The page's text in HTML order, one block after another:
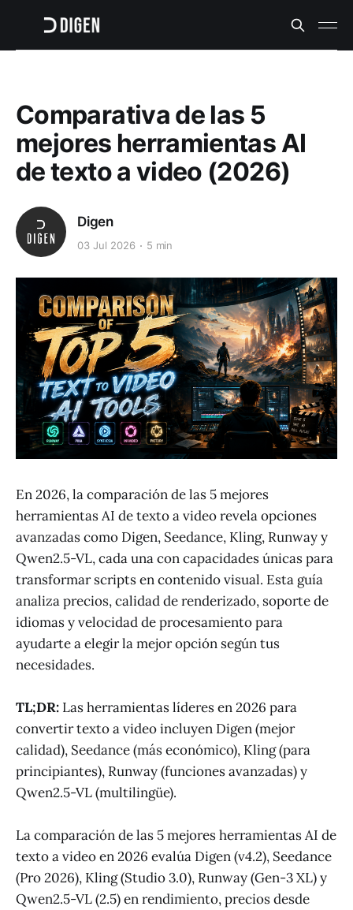
Comparativa de las 5
mejores herramientas AI
de texto a video (2026)
Digen
03 Jul 2026 5 min
En 2026, la comparación de las 5 mejores
herramientas AI de texto a video revela opciones
avanzadas como Digen, Seedance, Kling, Runway y
Qwen2.5-VL, cada una con capacidades únicas para
transformar scripts en contenido visual. Esta guía
analiza precios, calidad de renderizado, soporte de
idiomas y velocidad de procesamiento para
ayudarte a elegir la mejor opción según tus
necesidades.
TL;DR: Las herramientas líderes en 2026 para
convertir texto a video incluyen Digen (mejor
calidad), Seedance (más económico), Kling (para
principiantes), Runway (funciones avanzadas) y
Qwen2.5-VL (multilingüe).
La comparación de las 5 mejores herramientas AI de
texto a video en 2026 evalúa Digen (v4.2), Seedance
(Pro 2026), Kling (Studio 3.0), Runway (Gen-3 XL) y
Qwen2.5-VL (2.5) en rendimiento, precios desde